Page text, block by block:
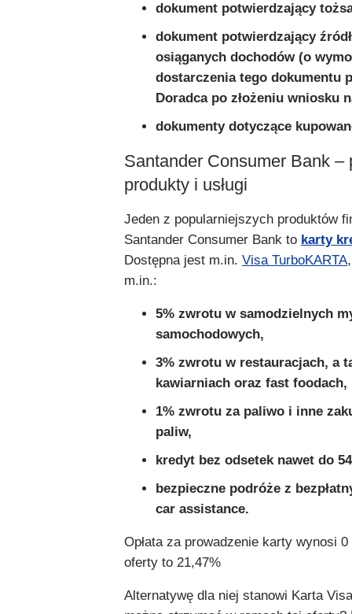
dokument potwierdzający
dokument potwierdzający
osiąganych dochodów (o
dostarczenia tego dokumentu
Doradca po złożeniu wniosku
dokumenty dotyczące
Santander Consumer Bank –
produkty i usługi
Jeden z popularniejszych produktów
Santander Consumer Bank to karty
Dostępna jest m.in. Visa TurboKARTA
m.in.:
5% zwrotu w samodzielnych
samochodowych,
3% zwrotu w restauracjach, a
kawiarniach oraz fast foodach,
1% zwrotu za paliwo i inne
paliw,
kredyt bez odsetek nawet do
bezpieczne podróże z
car assistance.
Opłata za prowadzenie karty wynosi 0
oferty to 21,47%
Alternatywę dla niej stanowi Karta